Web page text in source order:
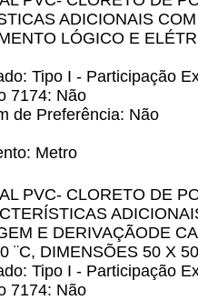
ADICIONAIS
LÓGICO E
Tipo I - Participação
7174: Não
de Preferência: Não
Metro
PVC- CLORETO DE
E DERIVAÇÃODE
¨C, DIMENSÕES 50 X
Tipo I - Participação
7174: Não